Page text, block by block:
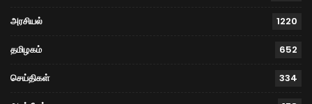
அரசியல் 1220
தமிழகம் 652
செய்திகள் 334